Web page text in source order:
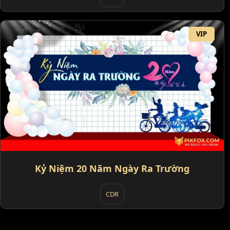
VIP
Kỷ Niệm 20 Năm Ngày Ra Trường
CDR